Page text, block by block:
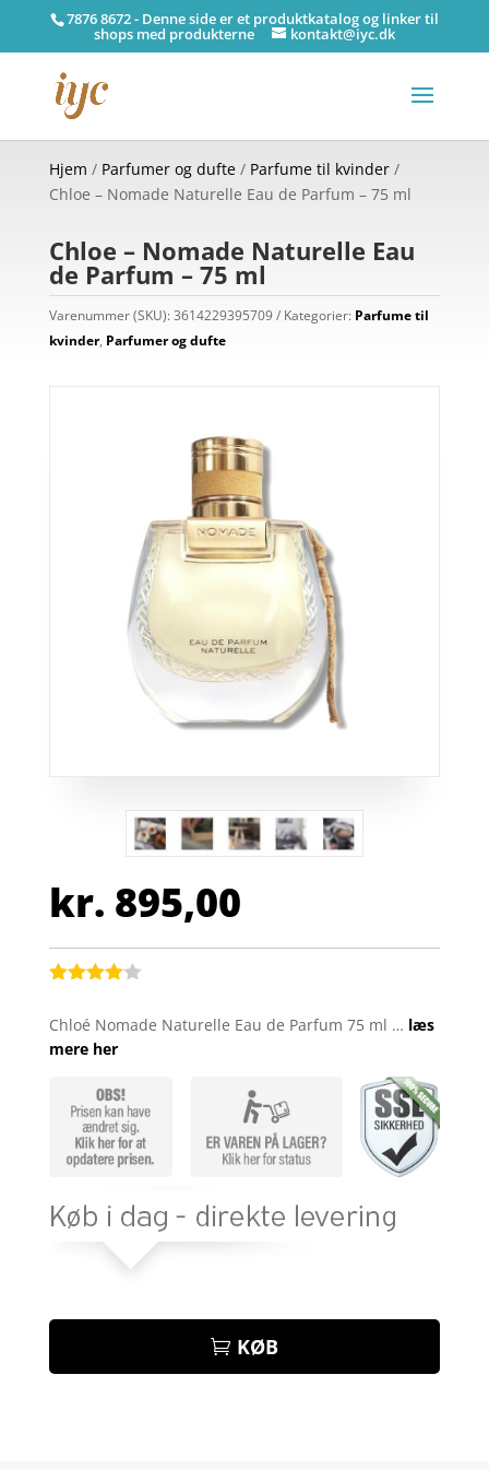
7876 8672 - Denne side er et produktkatalog og linker til
shops med produkterne kontakt@iyc.dk
Hjem / Parfumer og dufte/ Parfume til kvinder/
Chloe – Nomade Naturelle Eau de Parfum – 75 ml
Chloe – Nomade Naturelle Eau
de Parfum – 75 ml
Varenummer (SKU):3614229395709 Kategorier: Parfume til
kvinder, Parfumer og dufte
kr. 895,00
ud af 5
baseret
ømmelse
Chloé Nomade Naturelle Eau de Parfum 75 ml … læs
mere her
KØB